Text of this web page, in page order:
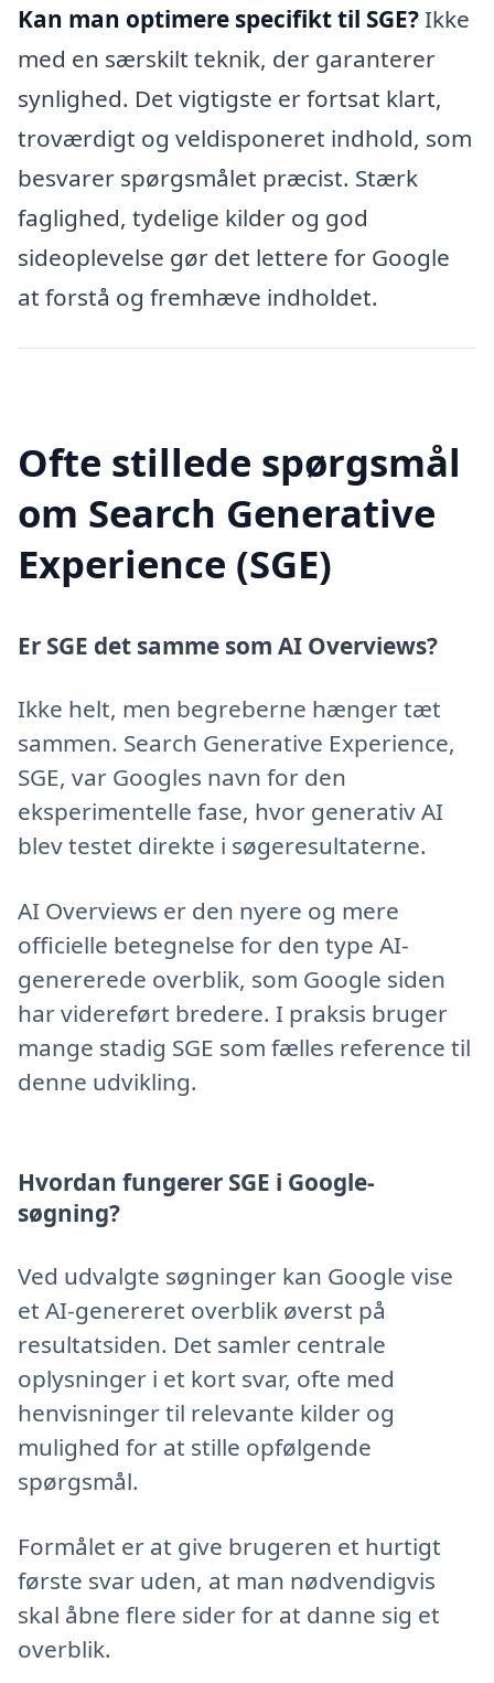
Kan man optimere specifikt til SGE?Ikke
med en særskilt teknik, der garanterer
synlighed. Det vigtigste er fortsat klart,
troværdigt og veldisponeret indhold, som
besvarer spørgsmålet præcist. Stærk
faglighed, tydelige kilder og god
sideoplevelse gør det lettere for Google
at forstå og fremhæve indholdet.
Ofte stillede spørgsmål
om Search Generative
Experience (SGE)
Er SGE det samme som AI Overviews?
Ikke helt, men begreberne hænger tæt
sammen. Search Generative Experience,
SGE, var Googles navn for den
eksperimentelle fase, hvor generativ AI
blev testet direkte i søgeresultaterne.
AI Overviews er den nyere og mere
officielle betegnelse for den type AI-
genererede overblik, som Google siden
har videreført bredere. I praksis bruger
mange stadig SGE som fælles reference til
denne udvikling.
Hvordan fungerer SGE i Google-
søgning?
Ved udvalgte søgninger kan Google vise
et AI-genereret overblik øverst på
resultatsiden. Det samler centrale
oplysninger i et kort svar, ofte med
henvisninger til relevante kilder og
mulighed for at stille opfølgende
spørgsmål.
Formålet er at give brugeren et hurtigt
første svar uden, at man nødvendigvis
skal åbne flere sider for at danne sig et
overblik.